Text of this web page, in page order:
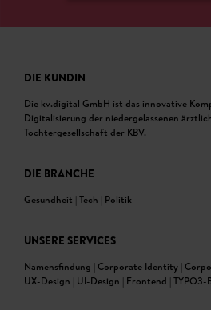
DIE KUNDIN
Die kv.digital GmbH ist das innovative
Digitalisierung der niedergelassenen
Tochtergesellschaft der KBV.
DIE BRANCHE
Gesundheit | Tech | Politik
UNSERE SERVICES
Namensfindung | Corporate Identity |
UX-Design | UI-Design | Frontend |